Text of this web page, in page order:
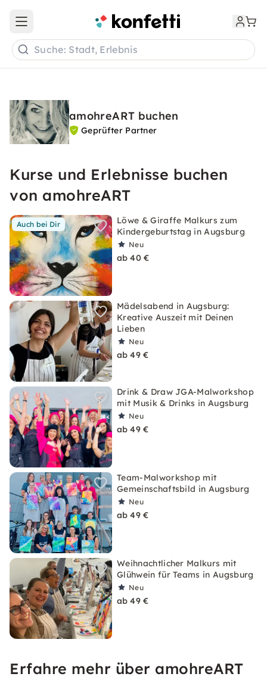
Open main menu
Suche: Stadt, Erlebnis
amohreART buchen
Geprüfter Partner
Kurse und Erlebnisse buchen
von amohreART
Auch bei Dir
Löwe & Giraffe Malkurs zum
Kindergeburtstag in Augsburg
Neu
ab 40 €
Mädelsabend in Augsburg:
Kreative Auszeit mit Deinen
Lieben
Neu
ab 49 €
Drink & Draw JGA-Malworkshop
mit Musik & Drinks in Augsburg
Neu
ab 49 €
Team-Malworkshop mit
Gemeinschaftsbild in Augsburg
Neu
ab 49 €
Weihnachtlicher Malkurs mit
Glühwein für Teams in Augsburg
Neu
ab 49 €
Erfahre mehr über amohreART